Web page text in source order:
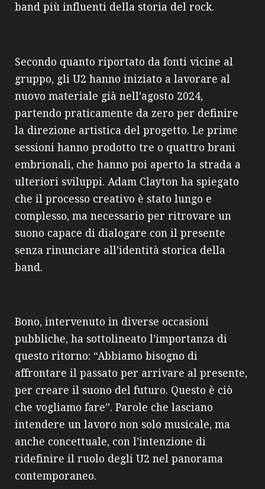
band più influenti della storia del rock.
Secondo quanto riportato da fonti vicine al
gruppo, gli U2 hanno iniziato a lavorare al
nuovo materiale già nell’agosto 2024,
partendo praticamente da zero per definire
la direzione artistica del progetto. Le prime
sessioni hanno prodotto tre o quattro brani
embrionali, che hanno poi aperto la strada a
ulteriori sviluppi. Adam Clayton ha spiegato
che il processo creativo è stato lungo e
complesso, ma necessario per ritrovare un
suono capace di dialogare con il presente
senza rinunciare all’identità storica della
band.
Bono, intervenuto in diverse occasioni
pubbliche, ha sottolineato l’importanza di
questo ritorno: “Abbiamo bisogno di
affrontare il passato per arrivare al presente,
per creare il suono del futuro. Questo è ciò
che vogliamo fare”. Parole che lasciano
intendere un lavoro non solo musicale, ma
anche concettuale, con l’intenzione di
ridefinire il ruolo degli U2 nel panorama
contemporaneo.